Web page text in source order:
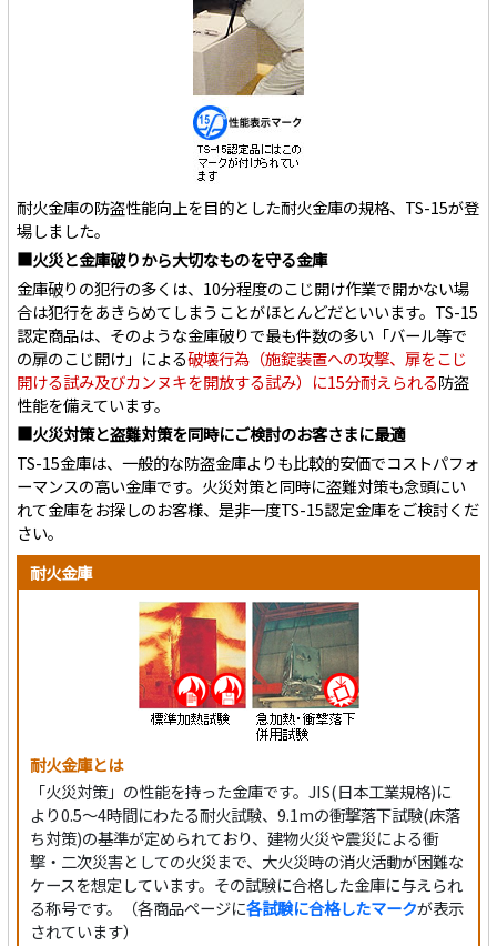
耐火金庫の防盗性能向上を目的とした耐火金庫の規格、TS-15が登
場しました。
■火災と金庫破りから大切なものを守る金庫
金庫破りの犯行の多くは、10分程度のこじ開け作業で開かない場
合は犯行をあきらめてしまうことがほとんどだといいます。TS-15
認定商品は、そのような金庫破りで最も件数の多い「バール等で
の扉のこじ開け」による破壊行為（施錠装置への攻撃、扉をこじ
開ける試み及びカンヌキを開放する試み）に15分耐えられる防盗
性能を備えています。
■火災対策と盗難対策を同時にご検討のお客さまに最適
TS-15金庫は、一般的な防盗金庫よりも比較的安価でコストパフォ
ーマンスの高い金庫です。火災対策と同時に盗難対策も念頭にい
れて金庫をお探しのお客様、是非一度TS-15認定金庫をご検討くだ
さい。
耐火金庫
耐火金庫とは
「火災対策」の性能を持った金庫です。JIS(日本工業規格)に
より0.5～4時間にわたる耐火試験、9.1mの衝撃落下試験(床落
ち対策)の基準が定められており、建物火災や震災による衝
撃・二次災害としての火災まで、大火災時の消火活動が困難な
ケースを想定しています。その試験に合格した金庫に与えられ
る称号です。（各商品ページに各試験に合格したマークが表示
されています）